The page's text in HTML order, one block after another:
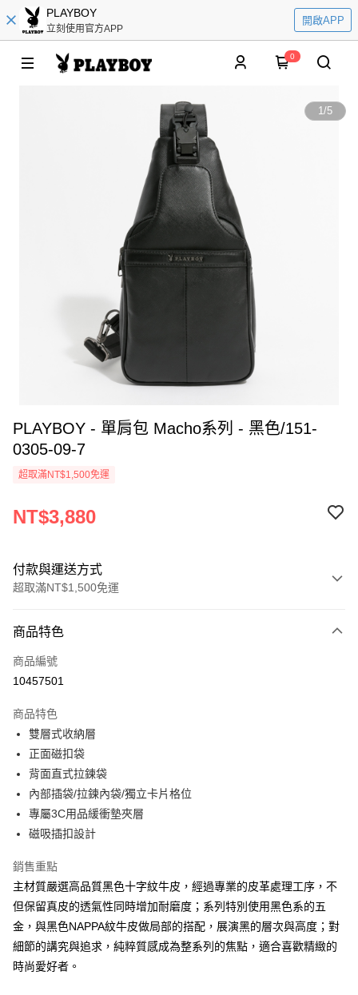
PLAYBOY
立刻使用官方APP
開啟APP
0
1/5
PLAYBOY - 單肩包 Macho系列 - 黑色/151-
0305-09-7
超取滿NT$1,500免運
NT$3,880
付款與運送方式
超取滿NT$1,500免運
信用卡一次付款
超商取貨付款
Apple Pay
街口支付
悠遊付
大哥付你分期
相關說明
1.本服務由台灣大哥大提供，台灣大哥大用戶可立即使用無須另外申請。
2.付款方式選擇「大哥付你分期」，訂單成立後會自動跳轉到大哥付的交易
流程，驗證手機門號後，選擇欲分期的期數、繳款截止日，確認付款後即完
成交易。
3.實際核准額度、可分期數及費用金額請依後續交易確認頁面所載為準。
4.訂單成立30分鐘內，如未前往確認交易或遇審核未通過，訂單將自動取
法說明評估內容。
AFTEE先享後付
相關說明
【關於「AFTEE先享後付」】
AFTEE先享後付是「在收到商品之後才付款」的支付方式。 讓您購物簡單
便利好安心！
１．簡單：不需註冊會員、不需綁卡、不需儲值。
２．便利：只要手機號碼，簡訊認證，即可結帳。
商品特色
商品編號
10457501
商品特色
雙層式收納層
正面磁扣袋
背面直式拉鍊袋
內部插袋/拉鍊內袋/獨立卡片格位
專屬3C用品緩衝墊夾層
磁吸插扣設計
銷售重點
主材質嚴選高品質黑色十字紋牛皮，經過專業的皮革處理工序，不
但保留真皮的透氣性同時增加耐磨度；系列特別使用黑色系的五
金，與黑色NAPPA紋牛皮做局部的搭配，展演黑的層次與高度；對
細節的講究與追求，純粹質感成為整系列的焦點，適合喜歡精緻的
時尚愛好者。